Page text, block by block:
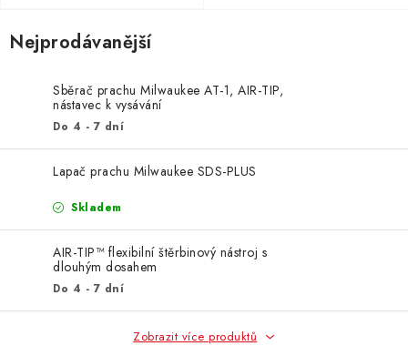
KONTAKTY
OCHRANA OSOBNÍCH ÚDAJŮ
JAK NAKUPOVAT
OBCHODNÍ PODMÍNKY
ODSTOUPENÍ OD SMLOUVY
Nejprodávanější
Sběrač prachu Milwaukee AT-1, AIR-TIP,
nástavec k vysávání
Do 4 - 7 dní
Lapač prachu Milwaukee SDS-PLUS
Skladem
AIR-TIP™ flexibilní štěrbinový nástroj s
dlouhým dosahem
Do 4 - 7 dní
Zobrazit více produktů